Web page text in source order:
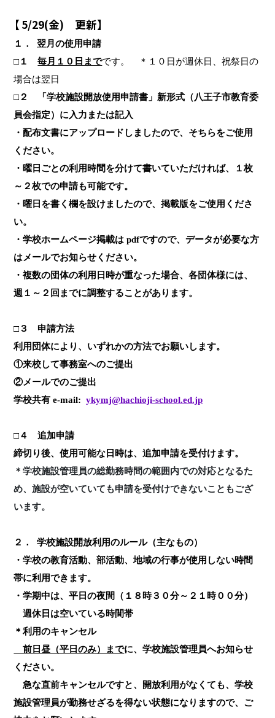
【5/29(金) 更新】
１．
翌月の使用申請
□１毎月１０日までです。 ＊１０日が週休日、祝祭日の
場合は翌日
□２ 「学校施設開放使用申請書」新形式（八王子市教育委
員会指定）に入力または記入
・配布文書にアップロードしましたので、そちらをご使用
ください。
・曜日ごとの利用時間を分けて書いていただければ、１枚
～２枚での申請も可能です。
・曜日を書く欄を設けましたので、掲載版をご使用くださ
い。
・学校ホームページ掲載は pdfですので、データが必要な方
はメールでお知らせください。
・複数の団体の利用日時が重なった場合、各団体様には、
週１～２回までに調整することがあります。
□３ 申請方法
利用団体により、いずれかの方法でお願いします。
①来校して事務室へのご提出
②メールでのご提出
学校共有 e-mail: ykymj@hachioji-school.ed.jp
□４ 追加申請
締切り後、使用可能な日時は、追加申請を受付けます。
＊学校施設管理員の総勤務時間の範囲内での対応となるた
め、施設が空いていても申請を受付けできないこともござ
います。
２．
学校施設開放利用のルール（主なもの）
・学校の教育活動、部活動、地域の行事が使用しない時間
帯に利用できます。
・学期中は、平日の夜間（１８時３０分～２１時００分）
週休日は空いている時間帯
＊利用のキャンセル
前日昼（平日のみ）までに、学校施設管理員へお知らせ
ください。
急な直前キャンセルですと、開放利用がなくても、学校
施設管理員が勤務せざるを得ない状態になりますので、ご